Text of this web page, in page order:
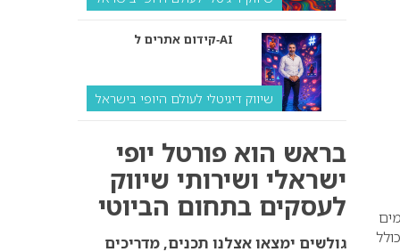
קידום אתרים ל‑AI
שיווק דיגיטלי לעולם היופי בישראל
ולמה העסק שלך צריך
שיווק דיגיטלי לעסקים
קידום ל‑AI לעומת קידום
בראש הוא פורטל יופי
ישראלי ושירותי שיווק
לעסקים בתחום הביוטי
גולשים ימצאו אצלנו תכנים, מדריכים